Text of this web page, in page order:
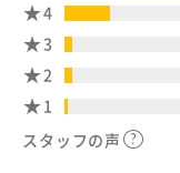
4
3
2
1
スタッフの声